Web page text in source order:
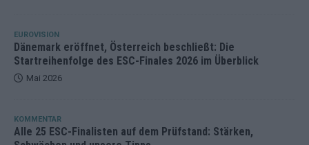
EUROVISION
Dänemark eröffnet, Österreich beschließt: Die
Startreihenfolge des ESC-Finales 2026 im Überblick
Mai 2026
KOMMENTAR
Alle 25 ESC-Finalisten auf dem Prüfstand: Stärken,